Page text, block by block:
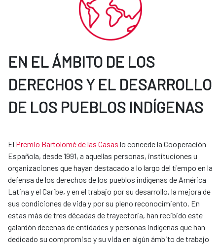
EN EL ÁMBITO DE LOS
DERECHOS Y EL DESARROLLO
DE LOS PUEBLOS INDÍGENAS
El Premio Bartolomé de las Casas lo concede la Cooperación
Española, desde 1991, a aquellas personas, instituciones u
organizaciones que hayan destacado a lo largo del tiempo en la
defensa de los derechos de los pueblos indígenas de América
Latina y el Caribe, y en el trabajo por su desarrollo, la mejora de
sus condiciones de vida y por su pleno reconocimiento. En
estas más de tres décadas de trayectoria, han recibido este
galardón decenas de entidades y personas indígenas que han
dedicado su compromiso y su vida en algún ámbito de trabajo